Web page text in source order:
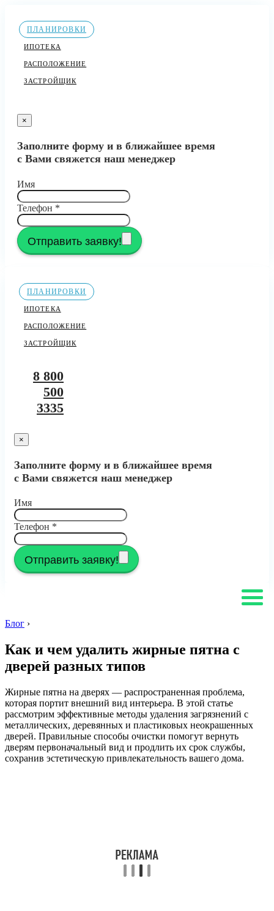
ПЛАНИРОВКИ
ИПОТЕКА
РАСПОЛОЖЕНИЕ
ЗАСТРОЙЩИК
×
Заполните форму и в ближайшее время
с Вами свяжется наш менеджер
Имя
Телефон *
Отправить заявку!
ПЛАНИРОВКИ
ИПОТЕКА
РАСПОЛОЖЕНИЕ
ЗАСТРОЙЩИК
8 800
500
3335
×
Заполните форму и в ближайшее время
с Вами свяжется наш менеджер
Имя
Телефон *
Отправить заявку!
Блог ›
Как и чем удалить жирные пятна с
дверей разных типов
Жирные пятна на дверях — распространенная проблема,
которая портит внешний вид интерьера. В этой статье
рассмотрим эффективные методы удаления загрязнений с
металлических, деревянных и пластиковых неокрашенных
дверей. Правильные способы очистки помогут вернуть
дверям первоначальный вид и продлить их срок службы,
сохранив эстетическую привлекательность вашего дома.